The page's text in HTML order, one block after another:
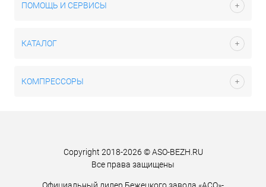
ПОМОЩЬ И СЕРВИСЫ
КАТАЛОГ
КОМПРЕССОРЫ
Copyright 2018-2026 © ASO-BEZH.RU
Все права защищены